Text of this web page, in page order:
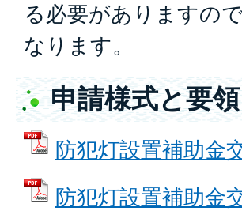
る必要がありますの
なります。
申請様式と要領
防犯灯設置補助金
防犯灯設置補助金